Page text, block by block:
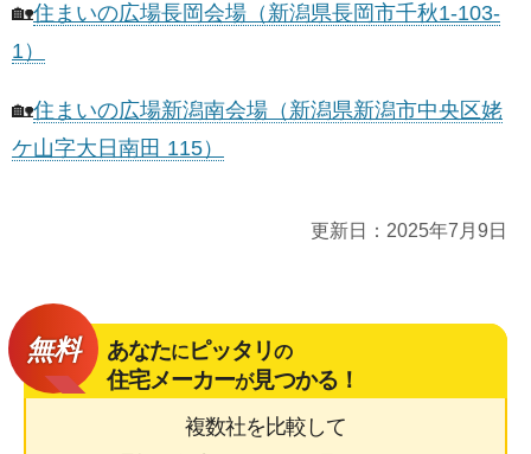
🏡住まいの広場長岡会場（新潟県長岡市千秋1-103-
1）
🏡住まいの広場新潟南会場（新潟県新潟市中央区姥
ケ山字大日南田 115）
更新日： 2025年7月9日
無料 あなたにピッタリの
住宅メーカーが見つかる！
複数社を比較して